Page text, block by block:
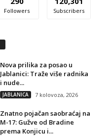
Followers Subscribers
Nova prilika za posao u
Jablanici: Traže više radnika
i nude...
JABLANICA 7 kolovoza, 2026
Znatno pojačan saobraćaj na
M-17: Gužve od Bradine
prema Konjicu i...